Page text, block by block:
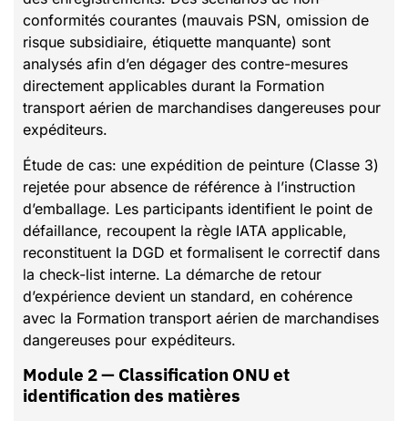
conformités courantes (mauvais PSN, omission de
risque subsidiaire, étiquette manquante) sont
analysés afin d’en dégager des contre-mesures
directement applicables durant la Formation
transport aérien de marchandises dangereuses pour
expéditeurs.
Étude de cas: une expédition de peinture (Classe 3)
rejetée pour absence de référence à l’instruction
d’emballage. Les participants identifient le point de
défaillance, recoupent la règle IATA applicable,
reconstituent la DGD et formalisent le correctif dans
la check-list interne. La démarche de retour
d’expérience devient un standard, en cohérence
avec la Formation transport aérien de marchandises
dangereuses pour expéditeurs.
Module 2 — Classification ONU et
identification des matières